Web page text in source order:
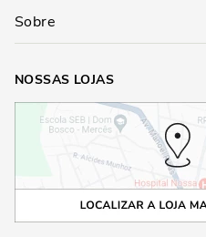
Sobre
NOSSAS LOJAS